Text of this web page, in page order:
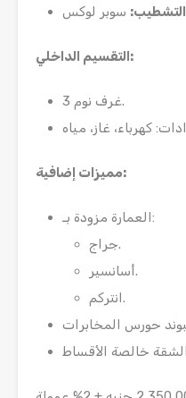
التشطيب: سوبر لوكس
التقسيم الداخلي:
3 غرف نوم.
مميزات إضافية:
العمارة مزودة بـ:
جراج.
أسانسير.
انتركم.